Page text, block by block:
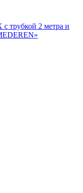
трубкой 2 метра и